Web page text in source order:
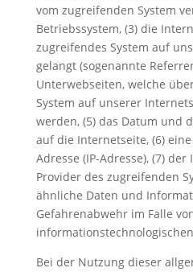
vom zugreifenden System
Betriebssystem, (3) die
zugreifendes System auf
gelangt (sogenannte
Unterwebseiten, welche
System auf unserer
werden, (5) das Datum und
auf die Internetseite, (6)
Adresse (IP-Adresse), (7)
Provider des zugreifenden
ähnliche Daten und
Gefahrenabwehr im Falle
Bei der Nutzung dieser